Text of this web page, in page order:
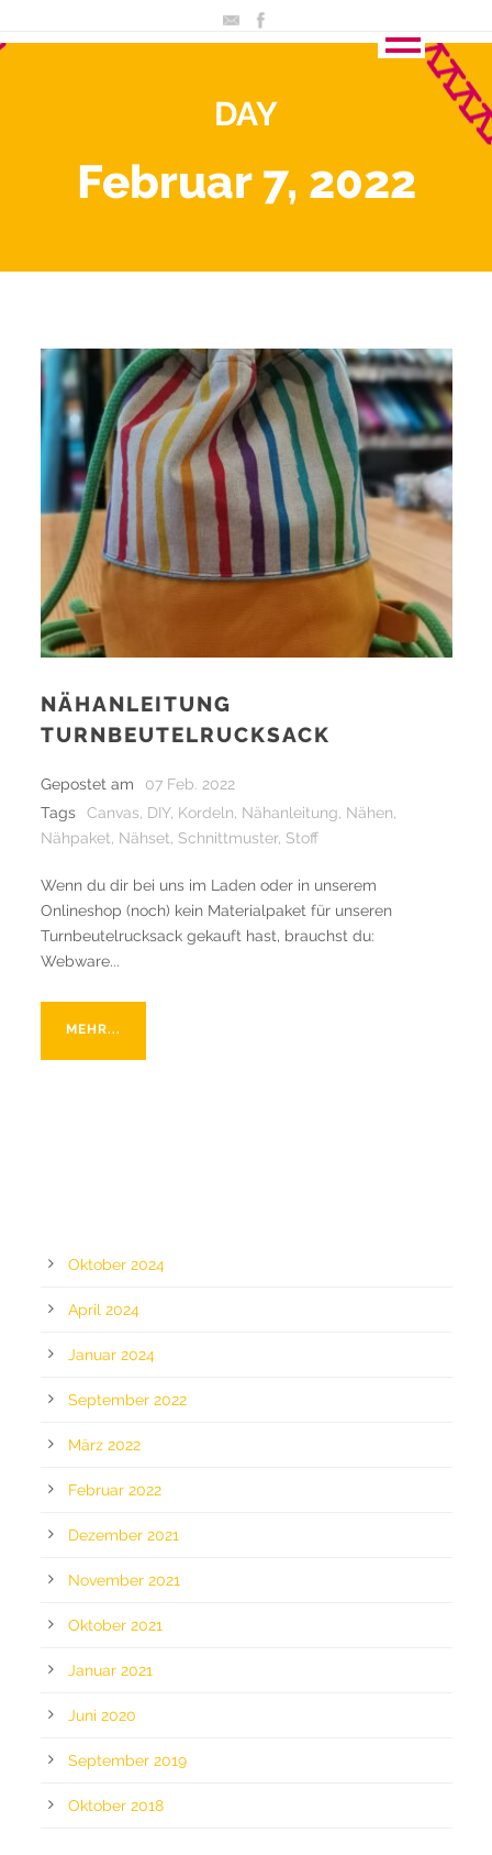
DAY
Februar 7, 2022
NÄHANLEITUNG
TURNBEUTELRUCKSACK
Gepostet am
07 Feb. 2022
Tags
Canvas, DIY, Kordeln, Nähanleitung, Nähen,
Nähpaket, Nähset, Schnittmuster, Stoff
Wenn du dir bei uns im Laden oder in unserem
Onlineshop (noch) kein Materialpaket für unseren
Turnbeutelrucksack gekauft hast, brauchst du:
Webware...
MEHR...
Oktober 2024
April 2024
Januar 2024
September 2022
März 2022
Februar 2022
Dezember 2021
November 2021
Oktober 2021
Januar 2021
Juni 2020
September 2019
Oktober 2018